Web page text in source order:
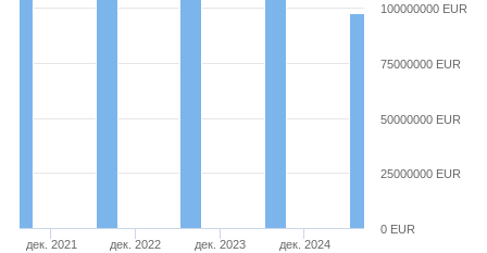
дек. 2021 дек. 2022 дек. 2023 дек. 2024
0 EUR
25000000 EUR
50000000 EUR
75000000 EUR
100000000 EUR